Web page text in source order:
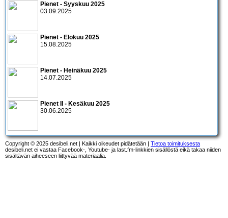
Pienet - Syyskuu 2025
03.09.2025
Pienet - Elokuu 2025
15.08.2025
Pienet - Heinäkuu 2025
14.07.2025
Pienet II - Kesäkuu 2025
30.06.2025
Copyright © 2025 desibeli.net | Kaikki oikeudet pidätetään | Tietoa toimituksesta
desibeli.net ei vastaa Facebook-, Youtube- ja last.fm-linkkien sisällöstä eikä takaa niiden
sisältävän aiheeseen liittyvää materiaalia.